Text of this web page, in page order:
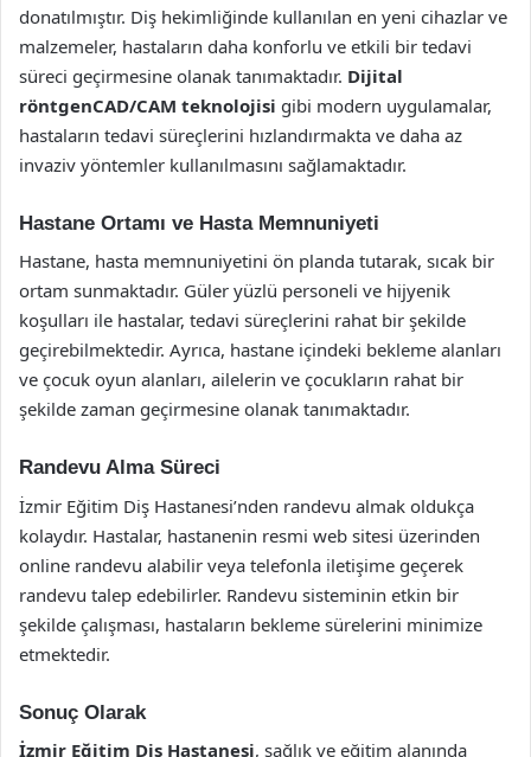
donatılmıştır. Diş hekimliğinde kullanılan en yeni cihazlar ve
malzemeler, hastaların daha konforlu ve etkili bir tedavi
süreci geçirmesine olanak tanımaktadır. Dijital
röntgenCAD/CAM teknolojisi gibi modern uygulamalar,
hastaların tedavi süreçlerini hızlandırmakta ve daha az
invaziv yöntemler kullanılmasını sağlamaktadır.
Hastane Ortamı ve Hasta Memnuniyeti
Hastane, hasta memnuniyetini ön planda tutarak, sıcak bir
ortam sunmaktadır. Güler yüzlü personeli ve hijyenik
koşulları ile hastalar, tedavi süreçlerini rahat bir şekilde
geçirebilmektedir. Ayrıca, hastane içindeki bekleme alanları
ve çocuk oyun alanları, ailelerin ve çocukların rahat bir
şekilde zaman geçirmesine olanak tanımaktadır.
Randevu Alma Süreci
İzmir Eğitim Diş Hastanesi’nden randevu almak oldukça
kolaydır. Hastalar, hastanenin resmi web sitesi üzerinden
online randevu alabilir veya telefonla iletişime geçerek
randevu talep edebilirler. Randevu sisteminin etkin bir
şekilde çalışması, hastaların bekleme sürelerini minimize
etmektedir.
Sonuç Olarak
İzmir Eğitim Diş Hastanesi, sağlık ve eğitim alanında